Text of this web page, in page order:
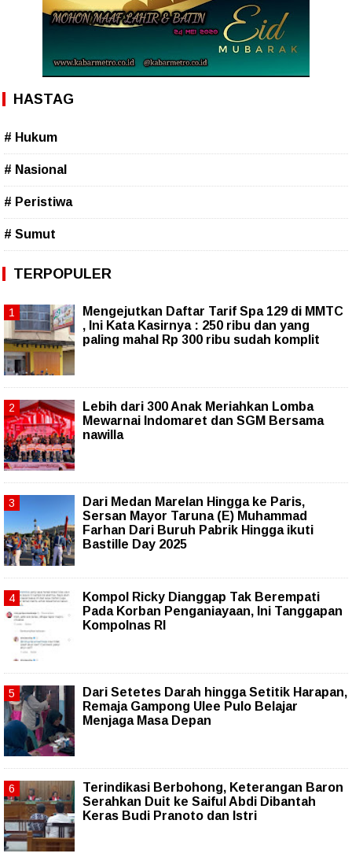
HASTAG
# Hukum
# Nasional
# Peristiwa
# Sumut
TERPOPULER
Mengejutkan Daftar Tarif Spa 129 di MMTC
, Ini Kata Kasirnya : 250 ribu dan yang
paling mahal Rp 300 ribu sudah komplit
Lebih dari 300 Anak Meriahkan Lomba
Mewarnai Indomaret dan SGM Bersama
nawilla
‎Dari Medan Marelan Hingga ke Paris,
Sersan Mayor Taruna (E) Muhammad
Farhan Dari Buruh Pabrik Hingga ikuti
Bastille Day 2025
Kompol Ricky Dianggap Tak Berempati
Pada Korban Penganiayaan, Ini Tanggapan
Kompolnas RI
Dari Setetes Darah hingga Setitik Harapan,
Remaja Gampong Ulee Pulo Belajar
Menjaga Masa Depan
Terindikasi Berbohong, Keterangan Baron
Serahkan Duit ke Saiful Abdi Dibantah
Keras Budi Pranoto dan Istri